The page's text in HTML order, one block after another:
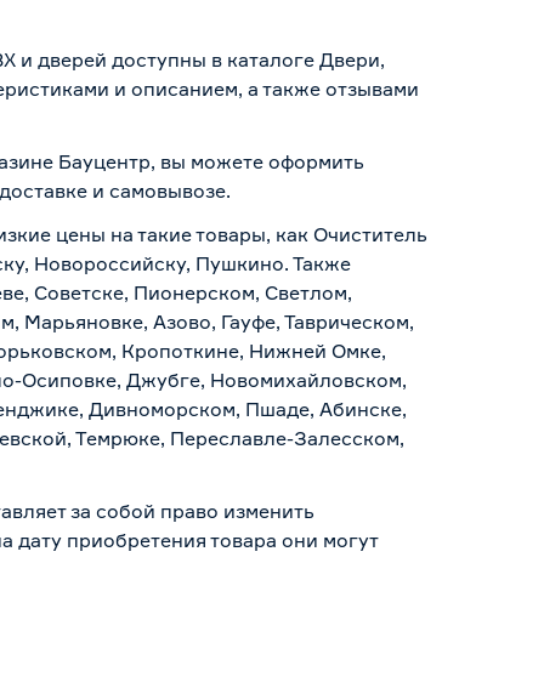
и дверей доступны в каталоге Двери,
и описанием, а также отзывами
Бауцентр, вы можете оформить
доставке и самовывозе.
цены на такие товары, как Очиститель
Новороссийску, Пушкино. Также
Советске, Пионерском, Светлом,
Марьяновке, Азово, Гауфе, Таврическом,
Кропоткине, Нижней Омке,
Осиповке, Джубге, Новомихайловском,
Дивноморском, Пшаде, Абинске,
Темрюке, Переславле-Залесском,
за собой право изменить
дату приобретения товара они могут